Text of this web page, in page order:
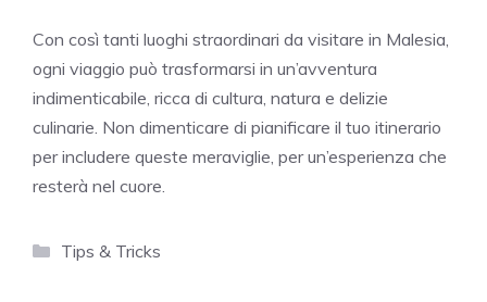
Con così tanti luoghi straordinari da visitare in Malesia,
ogni viaggio può trasformarsi in un’avventura
indimenticabile, ricca di cultura, natura e delizie
culinarie. Non dimenticare di pianificare il tuo itinerario
per includere queste meraviglie, per un’esperienza che
resterà nel cuore.
Categorie
Tips & Tricks